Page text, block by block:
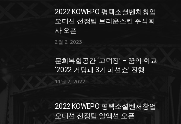
2022 KOWEPO 평택소셜벤처창업
오디션 선정팀 브라운스킨 주식회
사 오픈
2월 2, 2023
문화복합공간 ‘고덕장’ – 꿈의 학교
‘2022 거당패 3기 패션쇼’ 진행
11월 2, 2022
2022 KOWEPO 평택소셜벤처창업
오디션 선정팀 알액션 오픈